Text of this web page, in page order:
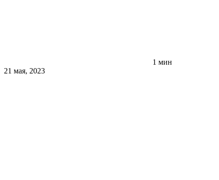
1 мин
21 мая, 2023